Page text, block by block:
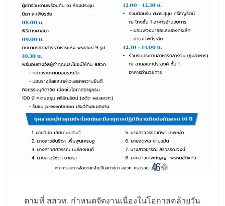
ตามที่ สสวท. กำหนดจัดงานเนื่องในโอกาสคล้ายวัน